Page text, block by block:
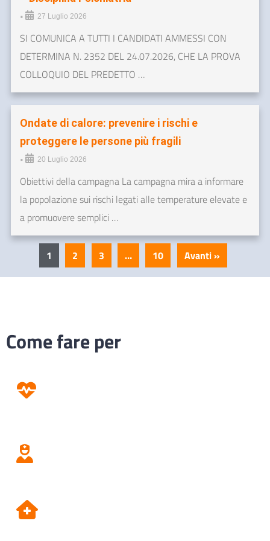
• 27 Luglio 2026
SI COMUNICA A TUTTI I CANDIDATI AMMESSI CON
DETERMINA N. 2352 DEL 24.07.2026, CHE LA PROVA
COLLOQUIO DEL PREDETTO …
Ondate di calore: prevenire i rischi e
proteggere le persone più fragili
• 20 Luglio 2026
Obiettivi della campagna La campagna mira a informare
la popolazione sui rischi legati alle temperature elevate e
a promuovere semplici …
1 2 3 … 10 Avanti »
Come fare per